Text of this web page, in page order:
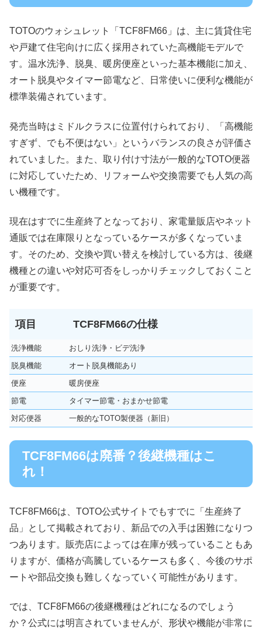
TOTOのウォシュレット「TCF8FM66」は、主に賃貸住宅
や戸建て住宅向けに広く採用されていた高機能モデルで
す。温水洗浄、脱臭、暖房便座といった基本機能に加え、
オート脱臭やタイマー節電など、日常使いに便利な機能が
標準装備されています。
発売当時はミドルクラスに位置付けられており、「高機能
すぎず、でも不便はない」というバランスの良さが評価さ
れていました。また、取り付け寸法が一般的なTOTO便器
に対応していたため、リフォームや交換需要でも人気の高
い機種です。
現在はすでに生産終了となっており、家電量販店やネット
通販では在庫限りとなっているケースが多くなっていま
す。そのため、交換や買い替えを検討している方は、後継
機種との違いや対応可否をしっかりチェックしておくこと
が重要です。
項目 TCF8FM66の仕様
洗浄機能
おしり洗浄・ビデ洗浄
脱臭機能
オート脱臭機能あり
便座
暖房便座
節電
タイマー節電・おまかせ節電
対応便器
一般的なTOTO製便器（新旧）
TCF8FM66は廃番？後継機種はこ
れ！
TCF8FM66は、TOTO公式サイトでもすでに「生産終了
品」として掲載されており、新品での入手は困難になりつ
つあります。販売店によっては在庫が残っていることもあ
りますが、価格が高騰しているケースも多く、今後のサポ
ートや部品交換も難しくなっていく可能性があります。
では、TCF8FM66の後継機種はどれになるのでしょう
か？公式には明言されていませんが、形状や機能が非常に